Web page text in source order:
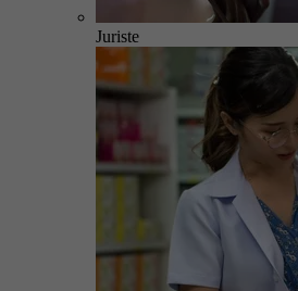
Juriste